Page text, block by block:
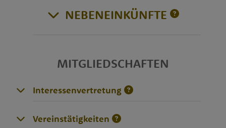
NEBENEINKÜNFTE
MITGLIEDSCHAFTEN
Interessenvertretung
Vereinstätigkeiten